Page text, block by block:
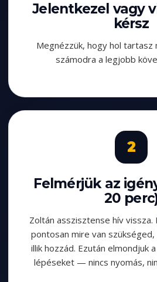
Jelentkezel vagy
kérsz
Megnézzük, hogy hol tartasz
számodra a legjobb
Felmérjük az
20
Zoltán asszisztense hív
pontosan mire van
illik hozzád. Ezután elmondjuk
lépéseket — nincs nyomás,